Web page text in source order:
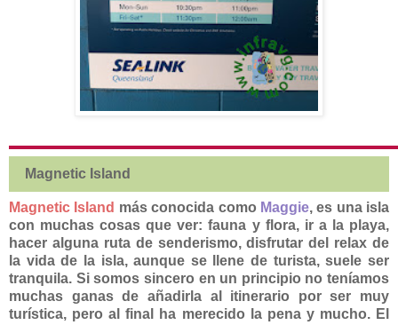
Magnetic Island
Magnetic Island más conocida como Maggie, es una isla
con muchas cosas que ver: fauna y flora, ir a la playa,
hacer alguna ruta de senderismo, disfrutar del relax de
la vida de la isla, aunque se llene de turista, suele ser
tranquila. Si somos sincero en un principio no teníamos
muchas ganas de añadirla al itinerario por ser muy
turística, pero al final ha merecido la pena y mucho. El